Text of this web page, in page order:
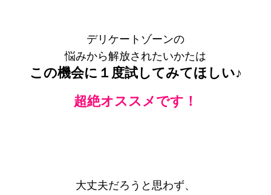
デリケートゾーンの
悩みから解放されたいかたは
この機会に１度試してみてほしい♪
超絶オススメです！
大丈夫だろうと思わず、